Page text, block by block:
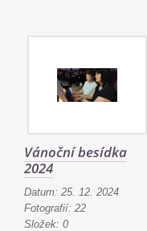
Vánoční besídka
2024
Datum: 25. 12. 2024
Fotografií: 22
Složek: 0